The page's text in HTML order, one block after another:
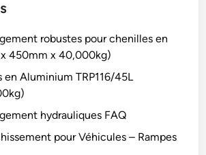
robustes pour chenilles en
450mm x 40,000kg)
en Aluminium TRP116/45L
hydrauliques FAQ
pour Véhicules – Rampes